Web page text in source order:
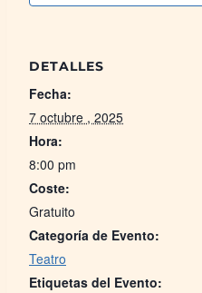
DETALLES
Fecha:
7 octubre , 2025
Hora:
8:00 pm
Coste:
Gratuito
Categoría de Evento:
Teatro
Etiquetas del Evento: